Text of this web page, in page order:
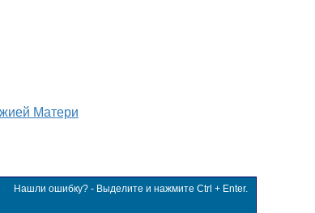
Матери
Нашли ошибку? - Выделите и нажмите Ctrl + Enter.